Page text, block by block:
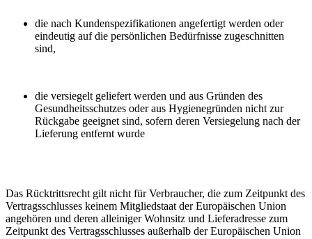
die nach Kundenspezifikationen angefertigt werden oder
eindeutig auf die persönlichen Bedürfnisse zugeschnitten
sind,
die versiegelt geliefert werden und aus Gründen des
Gesundheitsschutzes oder aus Hygienegründen nicht zur
Rückgabe geeignet sind, sofern deren Versiegelung nach der
Lieferung entfernt wurde
Das Rücktrittsrecht gilt nicht für Verbraucher, die zum Zeitpunkt des
Vertragsschlusses keinem Mitgliedstaat der Europäischen Union
angehören und deren alleiniger Wohnsitz und Lieferadresse zum
Zeitpunkt des Vertragsschlusses außerhalb der Europäischen Union